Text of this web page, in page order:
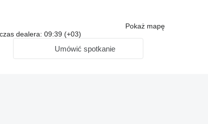
Pokaż mapę
dealera: 09:39 (+03)
Umówić spotkanie